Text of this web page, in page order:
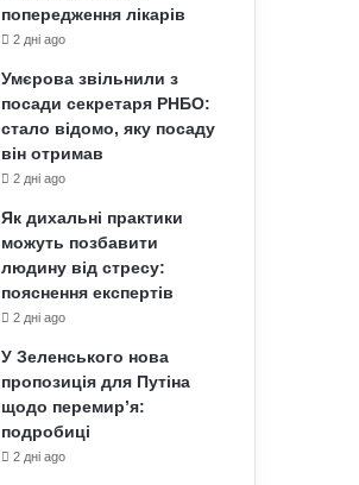
попередження лікарів
2 дні ago
Умєрова звільнили з
посади секретаря РНБО:
стало відомо, яку посаду
він отримав
2 дні ago
Як дихальні практики
можуть позбавити
людину від стресу:
пояснення експертів
2 дні ago
У Зеленського нова
пропозиція для Путіна
щодо перемир’я:
подробиці
2 дні ago